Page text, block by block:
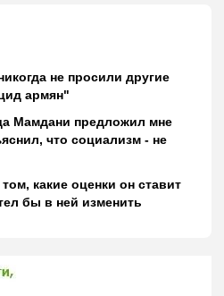
не просили другие
армян"
Мамдани предложил мне
что социализм - не
какие оценки он ставит
бы в ней изменить